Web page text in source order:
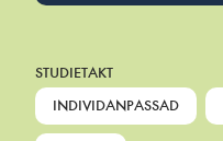
STUDIETAKT
INDIVIDANPASSAD